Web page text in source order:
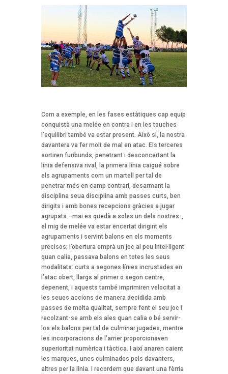
Com a exemple, en les fases estàtiques cap equip
conquistà una melée en contra i en les touches
l’equilibri també va estar present. Això si, la nostra
davantera va fer molt de mal en atac. Els terceres
sortiren furibunds, penetrant i desconcertant la
línia defensiva rival, la primera línia caigué sobre
els agrupaments com un martell per tal de
penetrar més en camp contrari, desarmant la
disciplina seua disciplina amb passes curts, ben
dirigits i amb bones recepcions gràcies a jugar
agrupats –mai es quedà a soles un dels nostres-,
el mig de melée va estar encertat dirigint els
agrupaments i servint balons en els moments
precisos; l’obertura emprà un joc al peu intel·ligent
quan calia, passava balons en totes les seus
modalitats: curts a segones línies incrustades en
l’atac obert, llargs al primer o segon centre,
depenent, i aquests també imprimiren velocitat a
les seues accions de manera decidida amb
passes de molta qualitat, sempre fent el seu joc i
recolzant-se amb els ales quan calia o bé servir-
los els balons per tal de culminar jugades, mentre
les incorporacions de l’arrier proporcionaven
superioritat numèrica i tàctica. I així anaren caient
les marques, unes culminades pels davanters,
altres per la línia. I recordem que davant una fèrria